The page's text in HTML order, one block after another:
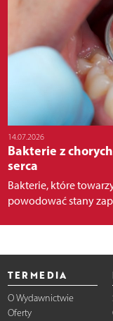
14.07.2026
Bakterie z
serca
Bakterie, które
powodować stany
TERMEDIA
O Wydawnictwie
Oferty